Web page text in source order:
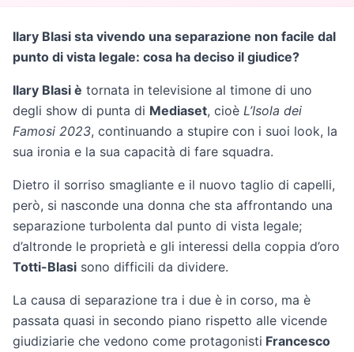
Ilary Blasi sta vivendo una separazione non facile dal
punto di vista legale: cosa ha deciso il giudice?
Ilary Blasi è tornata in televisione al timone di uno
degli show di punta di Mediaset, cioè L’Isola dei
Famosi 2023, continuando a stupire con i suoi look, la
sua ironia e la sua capacità di fare squadra.
Dietro il sorriso smagliante e il nuovo taglio di capelli,
però, si nasconde una donna che sta affrontando una
separazione turbolenta dal punto di vista legale;
d’altronde le proprietà e gli interessi della coppia d’oro
Totti-Blasi sono difficili da dividere.
La causa di separazione tra i due è in corso, ma è
passata quasi in secondo piano rispetto alle vicende
giudiziarie che vedono come protagonisti Francesco